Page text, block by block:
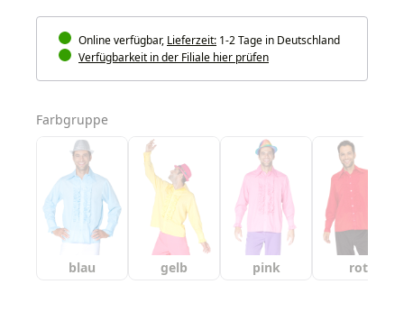
Online verfügbar, Lieferzeit: 1-2 Tage in Deutschland
Verfügbarkeit in der Filiale hier prüfen
Farbgruppe
blau gelb pink rot